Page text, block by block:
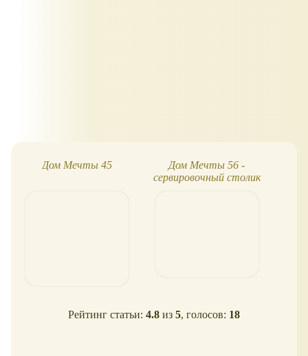
Дом Мечты 45
Дом Мечты 56 -
сервировочный столик
Рейтинг статьи: 4.8 из 5, голосов: 18